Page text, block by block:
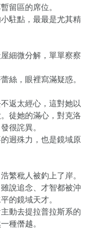
留區的席位。
駐點，最最是尤其精
細微分解，單單察察
絲，眼裡寫滿疑惑。
返太經心，這對她以
徒她的滿心，對克洛
很詫異。
迥殊力，也是鏡域原
繁秕人被釣上了岸。
說追念、才智都被沖
的鏡域天才。
動去提拉普拉斯系的
種僭越。